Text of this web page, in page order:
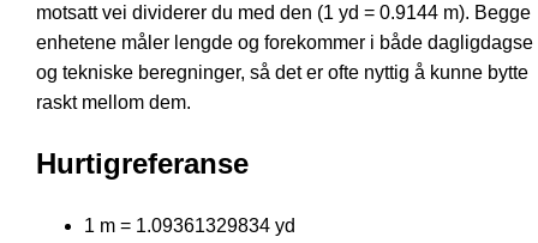
motsatt vei dividerer du med den (1 yd = 0.9144 m). Begge
enhetene måler lengde og forekommer i både dagligdagse
og tekniske beregninger, så det er ofte nyttig å kunne bytte
raskt mellom dem.
Hurtigreferanse
1 m = 1.09361329834 yd